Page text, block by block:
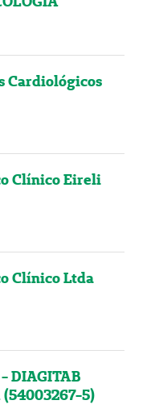
Cardiológicos
Clínico Eireli
Clínico Ltda
DIAGITAB
(54003267-5)